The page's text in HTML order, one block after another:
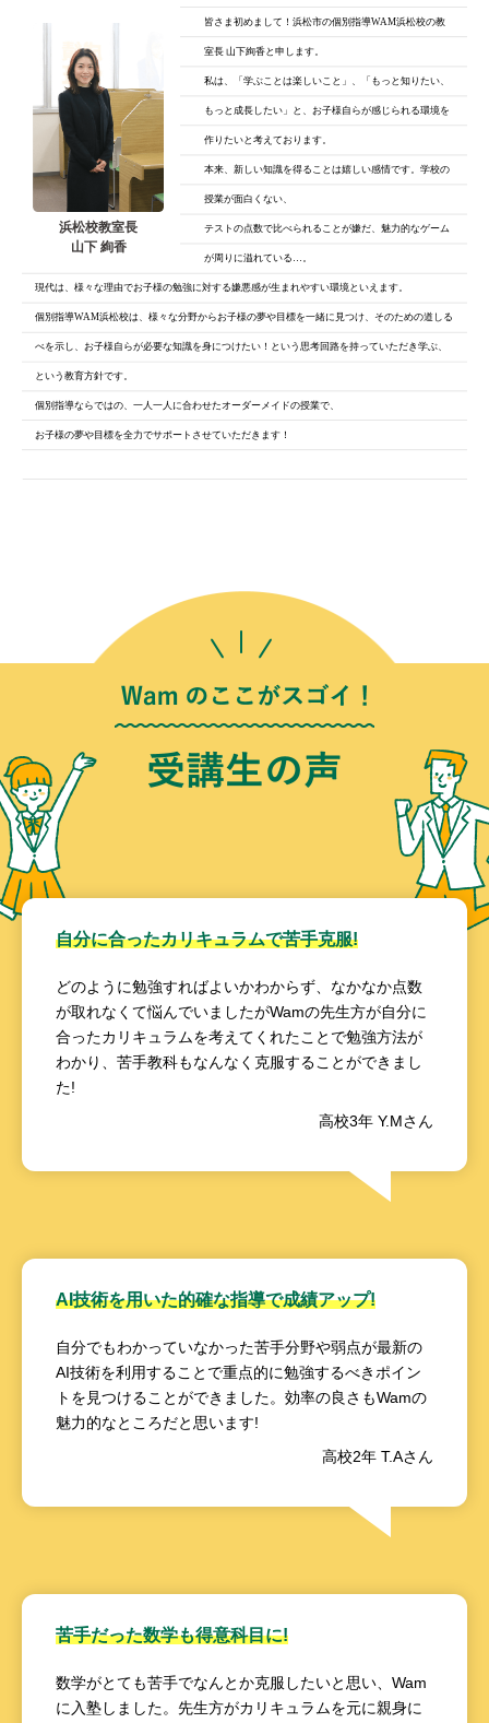
浜松校教室長
山下 絢香
皆さま初めまして！浜松市の個別指導WAM浜松校の教
室長 山下絢香と申します。
私は、「学ぶことは楽しいこと」、「もっと知りたい、
もっと成長したい」と、 お子様自らが感じられる環境を
作りたいと考えております。
本来、新しい知識を得ることは嬉しい感情です。学校の
授業が面白くない、
テストの点数で比べられることが嫌だ、魅力的なゲーム
が周りに溢れている…。
現代は、様々な理由でお子様の勉強に対する嫌悪感が生まれやすい環境といえます。
個別指導WAM浜松校は、様々な分野からお子様の夢や目標を一緒に見つけ、そのための道しる
べを示し、お子様自らが必要な知識を身につけたい！という思考回路を持っていただき学ぶ、
という教育方針です。
個別指導ならではの、一人一人に合わせたオーダーメイドの授業で、
お子様の夢や目標を全力でサポートさせていただきます！
自分に合ったカリキュラムで苦手克服!
どのように勉強すればよいかわからず、なかなか点数
が取れなくて悩んでいましたがWamの先生方が自分に
合ったカリキュラムを考えてくれたことで勉強方法が
わかり、苦手教科もなんなく克服することができまし
た!
高校3年 Y.Mさん
AI技術を用いた的確な指導で成績アップ!
自分でもわかっていなかった苦手分野や弱点が最新の
AI技術を利用することで重点的に勉強するべきポイン
トを見つけることができました。効率の良さもWamの
魅力的なところだと思います!
高校2年 T.Aさん
苦手だった数学も得意科目に!
数学がとても苦手でなんとか克服したいと思い、Wam
に入塾しました。先生方がカリキュラムを元に親身に